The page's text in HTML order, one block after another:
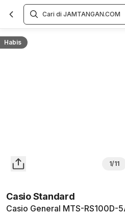
Habis
1/11
Casio Standard
Casio General MTS-RS100D-
Overview